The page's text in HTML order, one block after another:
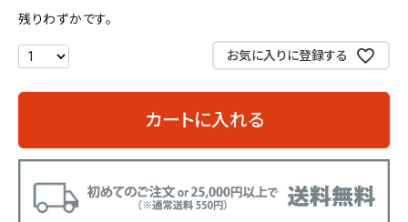
残りわずかです。
お気に入りに登録する
カートに入れる